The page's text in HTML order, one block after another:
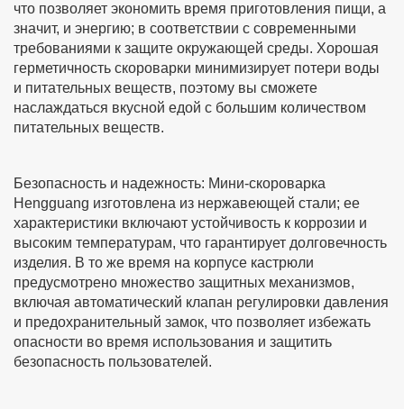
что позволяет экономить время приготовления пищи, а
значит, и энергию; в соответствии с современными
требованиями к защите окружающей среды. Хорошая
герметичность скороварки минимизирует потери воды
и питательных веществ, поэтому вы сможете
наслаждаться вкусной едой с большим количеством
питательных веществ.
Безопасность и надежность: Мини-скороварка
Hengguang изготовлена из нержавеющей стали; ее
характеристики включают устойчивость к коррозии и
высоким температурам, что гарантирует долговечность
изделия. В то же время на корпусе кастрюли
предусмотрено множество защитных механизмов,
включая автоматический клапан регулировки давления
и предохранительный замок, что позволяет избежать
опасности во время использования и защитить
безопасность пользователей.